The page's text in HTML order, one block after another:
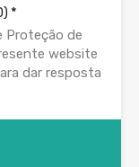
*
Proteção de
website
dar resposta